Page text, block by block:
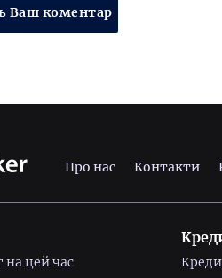
Ваш коментар
Про нас Контакти
на цей час